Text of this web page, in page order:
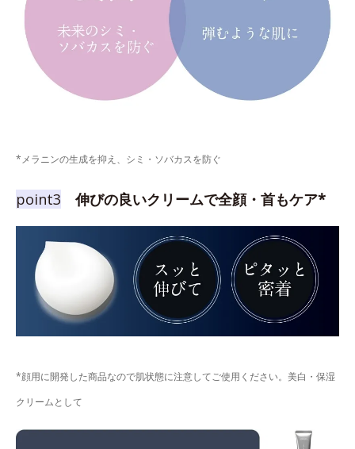
*メラニンの生成を抑え、シミ・ソバカスを防ぐ
point3 伸びの良いクリームで全顔・首もケア*
*顔用に開発した商品なので肌状態に注意してご使用ください。美白・保湿
クリームとして